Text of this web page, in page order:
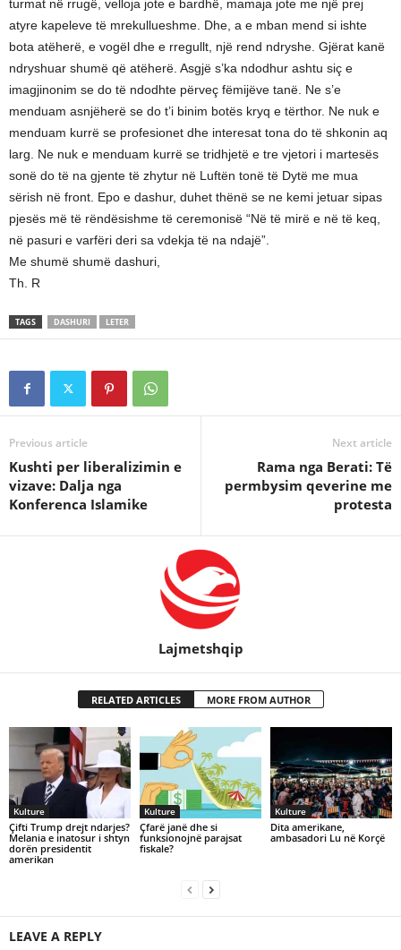
turmat në rrugë, velloja jote e bardhë, mamaja jote me një prej
atyre kapeleve të mrekullueshme. Dhe, a e mban mend si ishte
bota atëherë, e vogël dhe e rregullt, një rend ndryshe. Gjërat kanë
ndryshuar shumë që atëherë. Asgjë s’ka ndodhur ashtu siç e
imagjinonim se do të ndodhte përveç fëmijëve tanë. Ne s’e
menduam asnjëherë se do t’i binim botës kryq e tërthor. Ne nuk e
menduam kurrë se profesionet dhe interesat tona do të shkonin aq
larg. Ne nuk e menduam kurrë se tridhjetë e tre vjetori i martesës
sonë do të na gjente të zhytur në Luftën tonë të Dytë me mua
sërish në front. Epo e dashur, duhet thënë se ne kemi jetuar sipas
pjesës më të rëndësishme të ceremonisë “Në të mirë e në të keq,
në pasuri e varfëri deri sa vdekja të na ndajë”.
Me shumë shumë dashuri,
Th. R
TAGS DASHURI LETER
Previous article
Kushti per liberalizimin e
vizave: Dalja nga
Konferenca Islamike
Next article
Rama nga Berati: Të
permbysim qeverine me
protesta
Lajmetshqip
RELATED ARTICLES MORE FROM AUTHOR
Kulture
Çifti Trump drejt ndarjes?
Melania e inatosur i shtyn
dorën presidentit
amerikan
Kulture
Çfarë janë dhe si
funksionojnë parajsat
fiskale?
Kulture
Dita amerikane,
ambasadori Lu në Korçë
LEAVE A REPLY